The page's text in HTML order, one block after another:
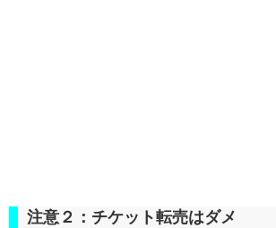
注意２：チケット転売はダメ